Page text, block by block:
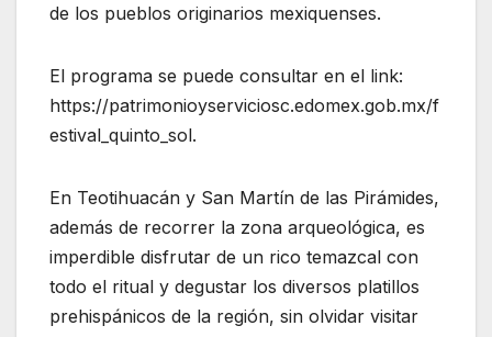
de los pueblos originarios mexiquenses.
El programa se puede consultar en el link:
https://patrimonioyserviciosc.edomex.gob.mx/f
estival_quinto_sol.
En Teotihuacán y San Martín de las Pirámides,
además de recorrer la zona arqueológica, es
imperdible disfrutar de un rico temazcal con
todo el ritual y degustar los diversos platillos
prehispánicos de la región, sin olvidar visitar